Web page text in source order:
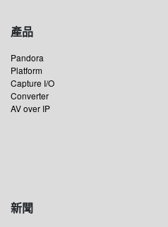
產品
Pandora
Platform
Capture I/O
Converter
AV over IP
新聞